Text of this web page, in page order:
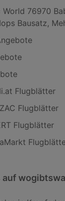
World 76970
Bausatz,
Flugblätter
Flugblätter
Flugblätter